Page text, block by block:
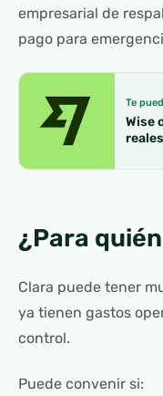
empresarial de
pago para
Te
Wise
¿Para
Clara puede tener
ya tienen gastos
control.
Puede convenir si: